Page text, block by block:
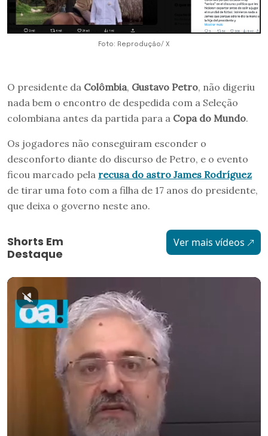
Foto: Reprodução/ X
O presidente da Colômbia, Gustavo Petro, não digeriu
nada bem o encontro de despedida com a Seleção
colombiana antes da partida para a Copa do Mundo.
Os jogadores não conseguiram esconder o
desconforto diante do discurso de Petro, e o evento
ficou marcado pela recusa do astro James Rodríguez
de tirar uma foto com a filha de 17 anos do presidente,
que deixa o governo neste ano.
Shorts Em
Destaque
Ver mais vídeos